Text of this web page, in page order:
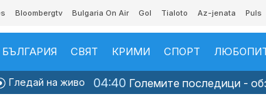
Bloombergtv Bulgaria On Air Gol Tialoto Az-jenata Puls
БЪЛГАРИЯ СВЯТ КРИМИ СПОРТ
Гледай на живо 04:40 Големите последици -